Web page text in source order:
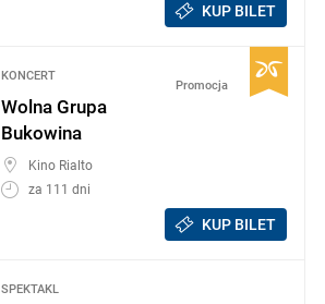
KUP BILET
KONCERT
Wolna Grupa
Bukowina
Kino Rialto
za 111 dni
Promocja
KUP BILET
SPEKTAKL